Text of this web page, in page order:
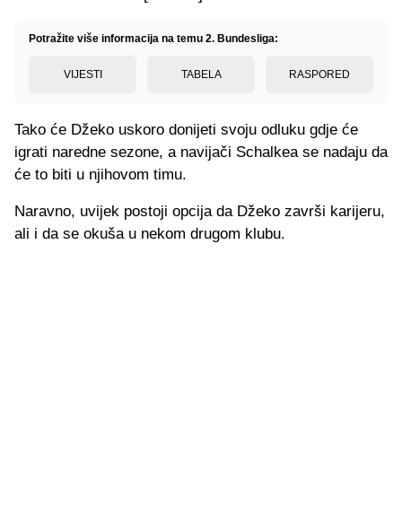
Potražite više informacija na temu 2. Bundesliga:
VIJESTI TABELA RASPORED
Tako će Džeko uskoro donijeti svoju odluku gdje će
igrati naredne sezone, a navijači Schalkea se nadaju da
će to biti u njihovom timu.
Naravno, uvijek postoji opcija da Džeko završi karijeru,
ali i da se okuša u nekom drugom klubu.